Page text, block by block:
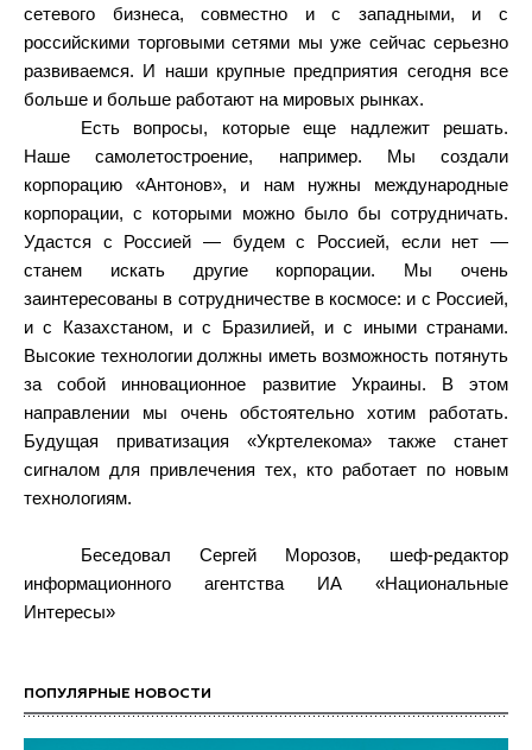
сетевого бизнеса, совместно и с западными, и с
российскими торговыми сетями мы уже сейчас серьезно
развиваемся. И наши крупные предприятия сегодня все
больше и больше работают на мировых рынках.
Есть вопросы, которые еще надлежит решать.
Наше самолетостроение, например. Мы создали
корпорацию «Антонов», и нам нужны международные
корпорации, с которыми можно было бы сотрудничать.
Удастся с Россией — будем с Россией, если нет —
станем искать другие корпорации. Мы очень
заинтересованы в сотрудничестве в космосе: и с Россией,
и с Казахстаном, и с Бразилией, и с иными странами.
Высокие технологии должны иметь возможность потянуть
за собой инновационное развитие Украины. В этом
направлении мы очень обстоятельно хотим работать.
Будущая приватизация «Укртелекома» также станет
сигналом для привлечения тех, кто работает по новым
технологиям.
Беседовал Сергей Морозов, шеф-редактор
информационного агентства ИА «Национальные
Интересы»
ПОПУЛЯРНЫЕ НОВОСТИ